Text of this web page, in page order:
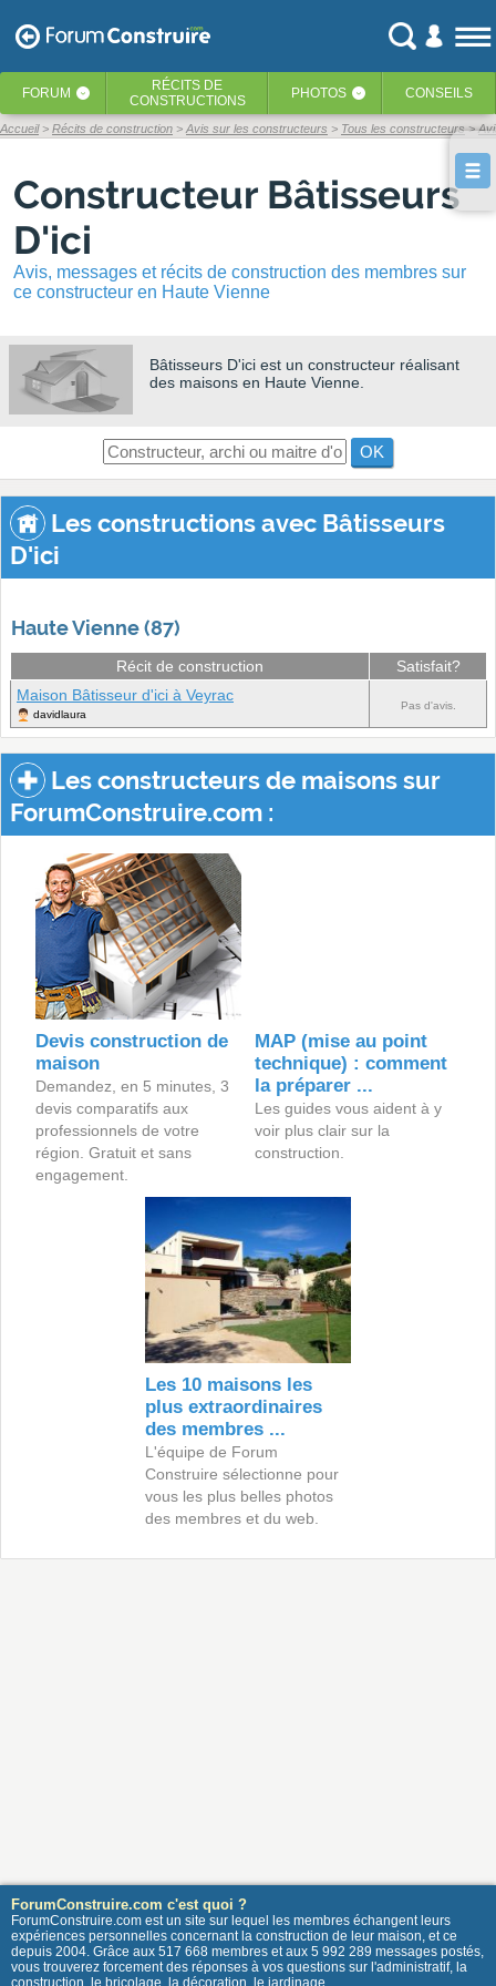
FORUM ‹ RÉCITS DE
CONSTRUCTIONS
PHOTOS ‹ CONSEILS
Accueil Récits de construction Avis sur les constructeurs Tous les constructeurs
Constructeur Bâtisseurs
D'ici
Avis, messages et récits de construction des membres sur
ce constructeur en Haute Vienne
Bâtisseurs D'ici est un constructeur réalisant
des maisons en Haute Vienne.
OK
Les constructions avec Bâtisseurs
D'ici
Haute Vienne (87)
Récit de construction
Satisfait?
Maison Bâtisseur d'ici à Veyrac
davidlaura
Pas d'avis.
Les constructeurs de maisons sur
ForumConstruire.com :
Devis construction de
maison
Demandez, en 5 minutes, 3
devis comparatifs aux
professionnels de votre
région. Gratuit et sans
engagement.
MAP (mise au point
technique) : comment
la préparer ...
Les guides vous aident à y
voir plus clair sur la
construction.
Les 10 maisons les
plus extraordinaires
des membres ...
L'équipe de Forum
Construire sélectionne pour
vous les plus belles photos
des membres et du web.
ForumConstruire.com c'est quoi ?
ForumConstruire.com est un site sur lequel les membres échangent leurs
expériences personnelles concernant la construction de leur maison, et ce
depuis 2004. Grâce aux 517 668 membres et aux 5 992 289 messages postés,
vous trouverez forcement des réponses à vos questions sur l'administratif, la
construction, le bricolage, la décoration, le jardinage ...